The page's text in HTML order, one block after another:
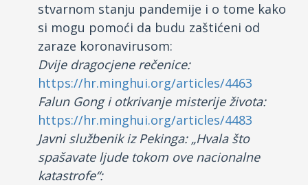
stvarnom stanju pandemije i o tome kako
si mogu pomoći da budu zaštićeni od
zaraze koronavirusom:
Dvije dragocjene rečenice:
https://hr.minghui.org/articles/4463
Falun Gong i otkrivanje misterije života:
https://hr.minghui.org/articles/4483
Javni službenik iz Pekinga: „Hvala što
spašavate ljude tokom ove nacionalne
katastrofe“: